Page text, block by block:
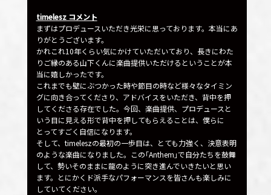
timelesz コメント
まずはプロデュースいただき光栄に思っております。本当にあ
りがとうございます。
かれこれ10年くらい気にかけていただいており、長きにわた
りご縁のある山下くんに楽曲提供いただけるということが本
当に嬉しかったです。
これまでも壁にぶつかった時や節目の時など様々なタイミン
グに向き合ってくださり、アドバイスをいただき、背中を押
してくださる存在でした。今回、楽曲提供、プロデュースと
いう目に見える形で背中を押してもらえることは、僕らに
とってすごく自信になります。
そして、timeleszの最初の一歩目は、とても力強く、決意表明
のような楽曲になりました。この｢Anthem｣で自分たちを鼓舞
して、勢いそのままに龍のように突き進んでいきたいと思い
ます。とにかくド派手なパフォーマンスを皆さんも楽しみに
していてください。